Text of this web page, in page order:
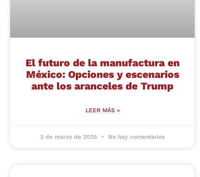
El futuro de la manufactura en
México: Opciones y escenarios
ante los aranceles de Trump
LEER MÁS »
2 de marzo de 2025 No hay comentarios